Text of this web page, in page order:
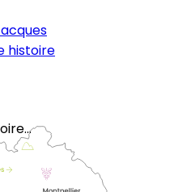
histoire